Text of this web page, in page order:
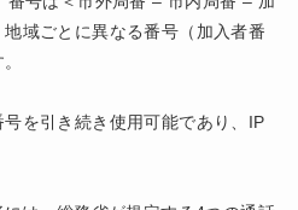
域ごとに異なる番号（加入者番
を引き続き使用可能であり、IP